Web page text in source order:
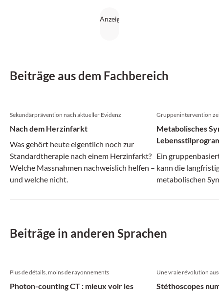
Beiträge aus dem Fachbereich
Sekundärprävention nach aktueller Evidenz
Nach dem Herzinfarkt
Was gehört heute eigentlich noch zur
Standardtherapie nach einem Herzinfarkt?
Welche Massnahmen nachweislich helfen –
und welche nicht.
Gruppenintervention
Metabolisches
Remission
Ein
kann die
metabolischen
Beiträge in anderen Sprachen
Plus de détails, moins de rayonnements
Photon-counting CT : mieux voir les
Une vraie révolution
Stéthoscopes